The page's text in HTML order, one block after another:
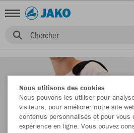
Chercher
Nous utilisons des cookies
Nous pouvons les utiliser pour
visiteurs, pour améliorer notre site
contenus personnalisés et pour vous
expérience en ligne. Vous pouvez